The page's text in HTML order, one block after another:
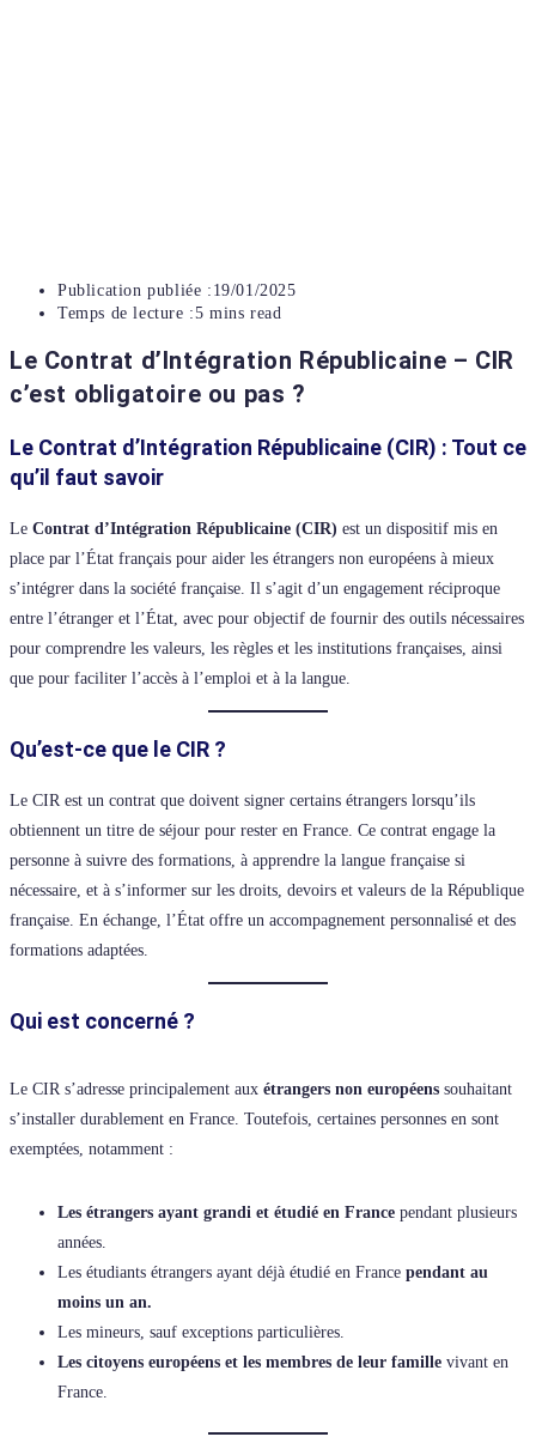
Publication publiée : 19/01/2025
Temps de lecture :5 mins read
Le Contrat d’Intégration Républicaine – CIR
c’est obligatoire ou pas ?
Le Contrat d’Intégration Républicaine (CIR) : Tout ce
qu’il faut savoir
Le Contrat d’Intégration Républicaine (CIR) est un dispositif mis en
place par l’État français pour aider les étrangers non européens à mieux
s’intégrer dans la société française. Il s’agit d’un engagement réciproque
entre l’étranger et l’État, avec pour objectif de fournir des outils nécessaires
pour comprendre les valeurs, les règles et les institutions françaises, ainsi
que pour faciliter l’accès à l’emploi et à la langue.
Qu’est-ce que le CIR ?
Le CIR est un contrat que doivent signer certains étrangers lorsqu’ils
obtiennent un titre de séjour pour rester en France. Ce contrat engage la
personne à suivre des formations, à apprendre la langue française si
nécessaire, et à s’informer sur les droits, devoirs et valeurs de la République
française. En échange, l’État offre un accompagnement personnalisé et des
formations adaptées.
Qui est concerné ?
Le CIR s’adresse principalement aux étrangers non européens souhaitant
s’installer durablement en France. Toutefois, certaines personnes en sont
exemptées, notamment :
Les étrangers ayant grandi et étudié en France pendant plusieurs
années.
Les étudiants étrangers ayant déjà étudié en France pendant au
moins un an.
Les mineurs, sauf exceptions particulières.
Les citoyens européens et les membres de leur famille vivant en
France.